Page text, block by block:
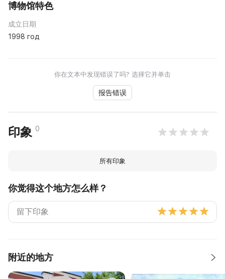
博物馆特色
成立日期
1998 год
你在文本中发现错误了吗? 选择它并单击
报告错误
印象 0
所有印象
你觉得这个地方怎么样？
附近的地方